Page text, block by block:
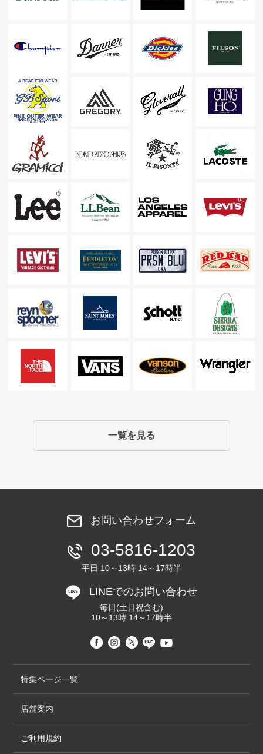
一覧を見る
お問い合わせフォーム
03-5816-1203
平日 10～13時 14～17時半
LINEでのお問い合わせ
毎日(土日祝含む)
10～13時 14～17時半
特集ページ一覧
店舗案内
ご利用規約